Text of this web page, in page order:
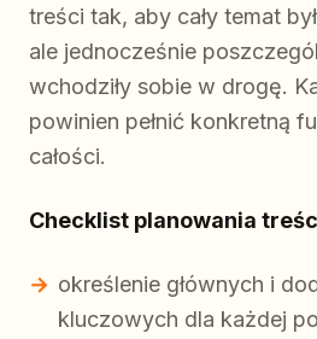
treści tak, aby cały temat
ale jednocześnie
wchodziły sobie w drogę.
powinien pełnić konkretną
całości.
Checklist planowania
określenie głównych i
kluczowych dla każdej